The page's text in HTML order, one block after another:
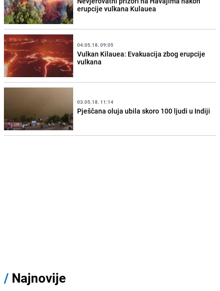
erupcije vulkana Kulauea
04.05.18. 09:05
Vulkan Kilauea: Evakuacija zbog erupcije
vulkana
03.05.18. 11:14
Pješčana oluja ubila skoro 100 ljudi u Indiji
/ Najnovije